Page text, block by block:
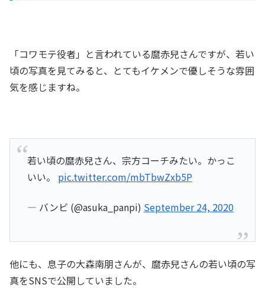
「コワモテ役者」と言われている麿赤兒さんですが、若い
頃の写真を見てみると、とてもイケメンで優しそうな雰囲
気を感じますね。
若い頃の麿赤兒さん、宗方コーチみたい。かっこ
いい。 pic.twitter.com/mbTbwZxb5P
— バンビ (@asuka_panpi) September 24, 2020
他にも、息子の大森南朋さんが、麿赤兒さんの若い頃の写
真をSNSで公開していました。